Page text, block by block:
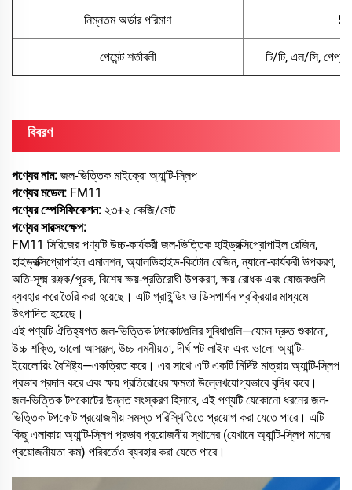
নিম্নতম অর্ডার পরিমাণ
পেমেন্ট শর্তাবলী টি/টি, এল/সি,
বিবরণ
পণ্যের নাম: জল-ভিত্তিক মাইক্রো অ্যান্টি-স্লিপ
পণ্যের মডেল: FM11
পণ্যের স্পেসিফিকেশন: ২৩+২ কেজি/সেট
পণ্যের সারসংক্ষেপ:
FM11 সিরিজের পণ্যটি উচ্চ-কার্যকরী জল-ভিত্তিক হাইড্রক্সিপ্রোপাইল রেজিন,
হাইড্রক্সিপ্রোপাইল এমালশন, অ্যালডিহাইড-কিটোন রেজিন, ন্যানো-কার্যকরী উপকরণ,
অতি-সূক্ষ্ম রঞ্জক/পূরক, বিশেষ ক্ষয়-প্রতিরোধী উপকরণ, ক্ষয় রোধক এবং যোজকগুলি
ব্যবহার করে তৈরি করা হয়েছে। এটি গ্রাইন্ডিং ও ডিসপার্শন প্রক্রিয়ার মাধ্যমে
উৎপাদিত হয়েছে।
এই পণ্যটি ঐতিহ্যগত জল-ভিত্তিক টপকোটগুলির সুবিধাগুলি—যেমন দ্রুত শুকানো,
উচ্চ শক্তি, ভালো আসঞ্জন, উচ্চ নমনীয়তা, দীর্ঘ পট লাইফ এবং ভালো অ্যান্টি-
ইয়েলোয়িং বৈশিষ্ট্য—একত্রিত করে। এর সাথে এটি একটি নির্দিষ্ট মাত্রায় অ্যান্টি-স্লিপ
প্রভাব প্রদান করে এবং ক্ষয় প্রতিরোধের ক্ষমতা উল্লেখযোগ্যভাবে বৃদ্ধি করে।
জল-ভিত্তিক টপকোটের উন্নত সংস্করণ হিসাবে, এই পণ্যটি যেকোনো ধরনের জল-
ভিত্তিক টপকোট প্রয়োজনীয় সমস্ত পরিস্থিতিতে প্রয়োগ করা যেতে পারে। এটি
কিছু এলাকায় অ্যান্টি-স্লিপ প্রভাব প্রয়োজনীয় স্থানের (যেখানে অ্যান্টি-স্লিপ মানের
প্রয়োজনীয়তা কম) পরিবর্তেও ব্যবহার করা যেতে পারে।